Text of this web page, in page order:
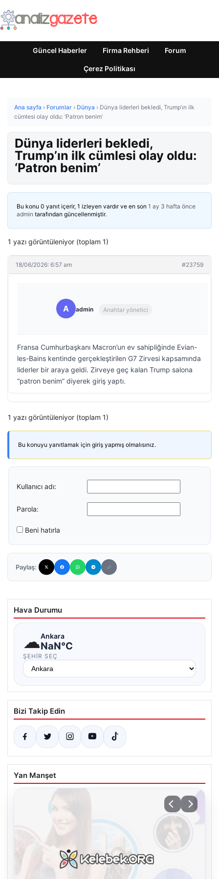
Güncel Haberler Firma Rehberi Forum
Çerez Politikası
Ana sayfa › Forumlar › Dünya › Dünya liderleri bekledi, Trump’ın ilk
cümlesi olay oldu: ‘Patron benim’
Dünya liderleri bekledi,
Trump’ın ilk cümlesi olay oldu:
‘Patron benim’
Bu konu 0 yanıt içerir, 1 izleyen vardır ve en son 1 ay 3 hafta önce
admin tarafından güncellenmiştir.
1 yazı görüntüleniyor (toplam 1)
18/06/2026: 6:57 am #23759
A admin Anahtar yönetici
Fransa Cumhurbaşkanı Macron’un ev sahipliğinde Evian-
les-Bains kentinde gerçekleştirilen G7 Zirvesi kapsamında
liderler bir araya geldi. Zirveye geç kalan Trump salona
“patron benim” diyerek giriş yaptı.
1 yazı görüntüleniyor (toplam 1)
Bu konuyu yanıtlamak için giriş yapmış olmalısınız.
Kullanıcı adı:
Parola:
Beni hatırla
Paylaş:
Hava Durumu
☁Ankara
NaN°C
ŞEHIR SEÇ
Bizi Takip Edin
Yan Manşet